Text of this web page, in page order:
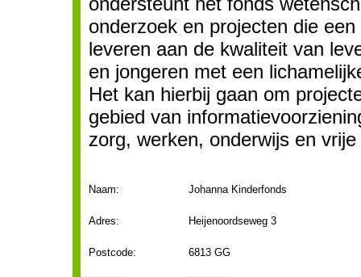
onderzoek en projecten die
leveren aan de kwaliteit van
en jongeren met een
Het kan hierbij gaan om
gebied van
zorg, werken, onderwijs en
Naam: Johanna Kinderfonds
Adres: Heijenoordseweg 3
Postcode: 6813 GG